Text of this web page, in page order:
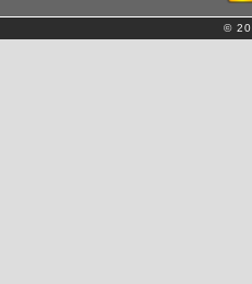
©